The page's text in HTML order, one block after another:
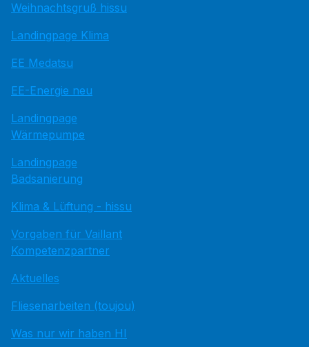
Weihnachtsgruß hissu
Landingpage Klima
EE Medatsu
EE-Energie neu
Landingpage
Wärmepumpe
Landingpage
Badsanierung
Klima & Lüftung - hissu
Vorgaben für Vaillant
Kompetenzpartner
Aktuelles
Fliesenarbeiten (toujou)
Was nur wir haben HI